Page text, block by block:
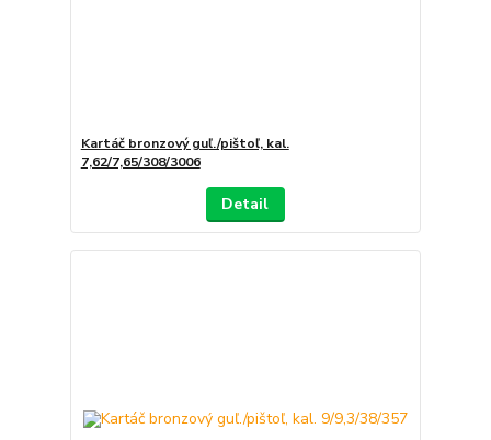
Kartáč bronzový guľ./pištoľ, kal.
7,62/7,65/308/3006
Detail